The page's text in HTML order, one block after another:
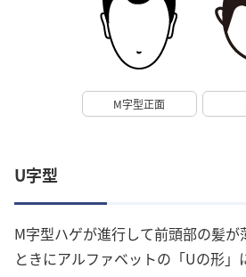
M字型正面
U字型
M字型ハゲが進行して前頭部の髪
ときにアルファベットの「Uの形